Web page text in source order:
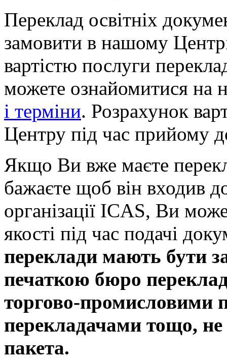
Переклад освітніх
замовити в нашому
вартістю послуги
можете ознайомитися на
і терміни. Розрахунок
Центру під час прийому
Якщо Ви вже маєте
бажаєте щоб він входив
організації ICAS, Ви
якості під час подачі
переклади мають бути
печаткою бюро
торгово-промисловими
перекладачами тощо,
пакета.